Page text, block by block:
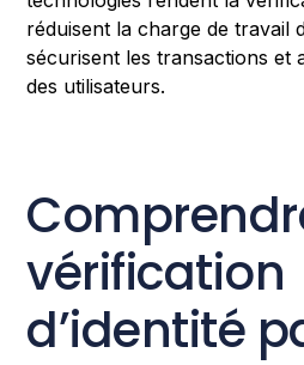
réduisent la charge de travail
sécurisent les transactions et
des utilisateurs.
vérification
d’identité